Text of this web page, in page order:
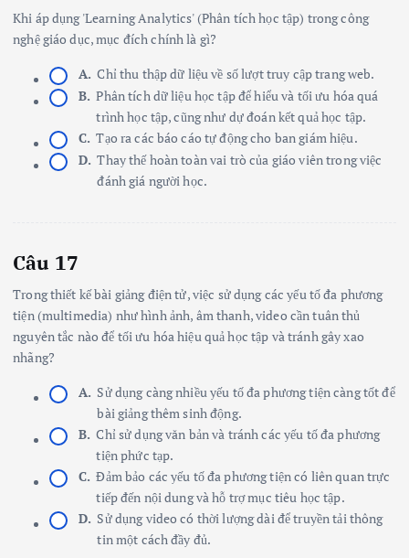
Khi áp dụng 'Learning Analytics' (Phân tích học tập) trong công
nghệ giáo dục, mục đích chính là gì?
A. Chỉ thu thập dữ liệu về số lượt truy cập trang web.
B. Phân tích dữ liệu học tập để hiểu và tối ưu hóa quá
trình học tập, cũng như dự đoán kết quả học tập.
C. Tạo ra các báo cáo tự động cho ban giám hiệu.
D. Thay thế hoàn toàn vai trò của giáo viên trong việc
đánh giá người học.
Câu 17
Trong thiết kế bài giảng điện tử, việc sử dụng các yếu tố đa phương
tiện (multimedia) như hình ảnh, âm thanh, video cần tuân thủ
nguyên tắc nào để tối ưu hóa hiệu quả học tập và tránh gây xao
nhãng?
A. Sử dụng càng nhiều yếu tố đa phương tiện càng tốt để
bài giảng thêm sinh động.
B. Chỉ sử dụng văn bản và tránh các yếu tố đa phương
tiện phức tạp.
C. Đảm bảo các yếu tố đa phương tiện có liên quan trực
tiếp đến nội dung và hỗ trợ mục tiêu học tập.
D. Sử dụng video có thời lượng dài để truyền tải thông
tin một cách đầy đủ.